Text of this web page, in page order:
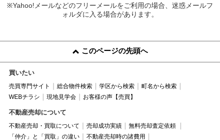
※Yahoo!メールなどのフリーメールをご利用の場合、迷惑メールフ
ォルダに入る場合があります。
このページの先頭へ
買いたい
売買専門サイト 総合物件検索 学区から検索
町名から検索
WEBチラシ
現地見学会 お客様の声【売買】
不動産売却について
不動産売却・買取について 売却成功実績
無料売却査定依頼
「仲介」と「買取」の違い
不動産売却時の諸費用